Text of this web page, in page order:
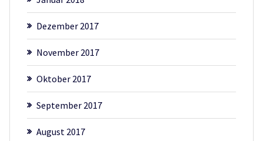
Dezember 2017
November 2017
Oktober 2017
September 2017
August 2017